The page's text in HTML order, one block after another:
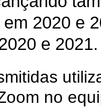
2020 e
e 2021.
no